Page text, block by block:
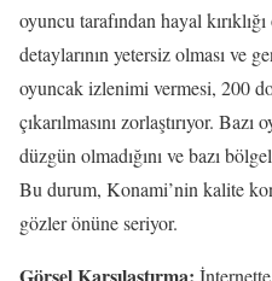
oyuncu tarafından hayal
detaylarının yetersiz olması ve
oyuncak izlenimi vermesi, 200
çıkarılmasını zorlaştırıyor.
düzgün olmadığını ve bazı
Bu durum, Konami’nin kalite
gözler önüne seriyor.
Görsel Karşılaştırma: